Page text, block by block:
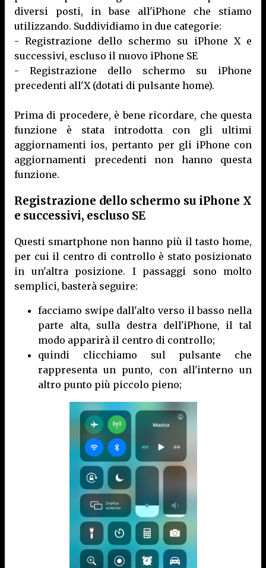
diversi posti, in base all'iPhone che stiamo
utilizzando. Suddividiamo in due categorie:
- Registrazione dello schermo su iPhone X e
successivi, escluso il nuovo iPhone SE
- Registrazione dello schermo su iPhone
precedenti all'X (dotati di pulsante home).
Prima di procedere, è bene ricordare, che questa
funzione è stata introdotta con gli ultimi
aggiornamenti ios, pertanto per gli iPhone con
aggiornamenti precedenti non hanno questa
funzione.
Registrazione dello schermo su iPhone X
e successivi, escluso SE
Questi smartphone non hanno più il tasto home,
per cui il centro di controllo è stato posizionato
in un'altra posizione. I passaggi sono molto
semplici, basterà seguire:
facciamo swipe dall'alto verso il basso nella
parte alta, sulla destra dell'iPhone, il tal
modo apparirà il centro di controllo;
quindi clicchiamo sul pulsante che
rappresenta un punto, con all'interno un
altro punto più piccolo pieno;